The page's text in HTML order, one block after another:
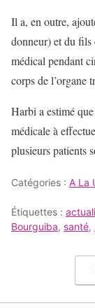
Il a, en outre,
donneur) et du fils
médical pendant
corps de l’organe
Harbi a estimé
médicale à
plusieurs patients
Catégories : A La
Étiquettes :
Bourguiba, santé,